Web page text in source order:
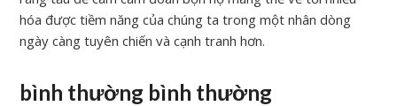
hóa được tiềm năng của chúng ta trong một nhân dòng
ngày càng tuyên chiến và cạnh tranh hơn.
bình thường bình thường